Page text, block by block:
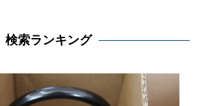
検索ランキング